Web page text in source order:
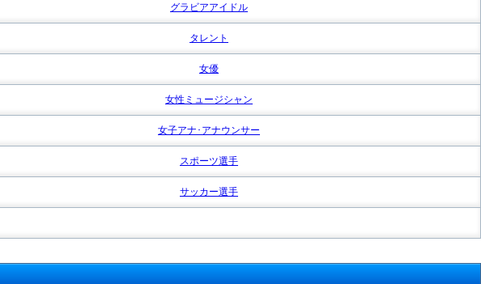
グラビアアイドル
タレント
女優
女性ミュージシャン
女子アナ･アナウンサー
スポーツ選手
サッカー選手